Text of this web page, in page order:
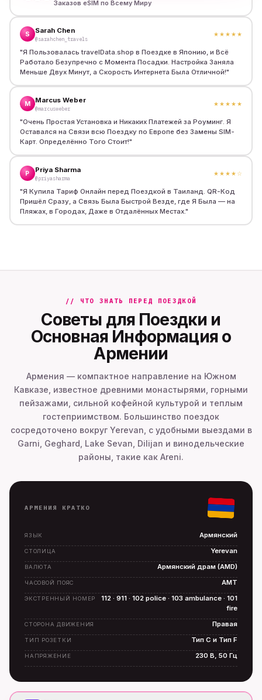
Заказов eSIM по Всему Миру
S Sarah Chen
@sarahchen_travels
★★★★★
"Я Пользовалась travelData.shop в Поездке в Японию, и Всё
Работало Безупречно с Момента Посадки. Настройка Заняла
Меньше Двух Минут, а Скорость Интернета Была Отличной!"
M Marcus Weber
@marcusweber
★★★★★
"Очень Простая Установка и Никаких Платежей за Роуминг. Я
Оставался на Связи всю Поездку по Европе без Замены SIM-
Карт. Определённо Того Стоит!"
P Priya Sharma
@priyasharma
★★★★ ☆
"Я Купила Тариф Онлайн перед Поездкой в Таиланд. QR-Код
Пришёл Сразу, а Связь Была Быстрой Везде, где Я Была — на
Пляжах, в Городах, Даже в Отдалённых Местах."
// ЧТО ЗНАТЬ ПЕРЕД ПОЕЗДКОЙ
Советы для Поездки и
Основная Информация о
Армении
Армения — компактное направление на Южном
Кавказе, известное древними монастырями, горными
пейзажами, сильной кофейной культурой и теплым
гостеприимством. Большинство поездок
сосредоточено вокруг Yerevan, с удобными выездами в
Garni, Geghard, Lake Sevan, Dilijan и винодельческие
районы, такие как Areni.
АРМЕНИЯ КРАТКО
ЯЗЫК Армянский
СТОЛИЦА Yerevan
ВАЛЮТА Армянский драм (AMD)
ЧАСОВОЙ ПОЯС AMT
ЭКСТРЕННЫЙ НОМЕР
112 · 911 · 102 police · 103 ambulance · 101
fire
СТОРОНА ДВИЖЕНИЯ Правая
ТИП РОЗЕТКИ Тип C и Тип F
НАПРЯЖЕНИЕ 230 В, 50 Гц